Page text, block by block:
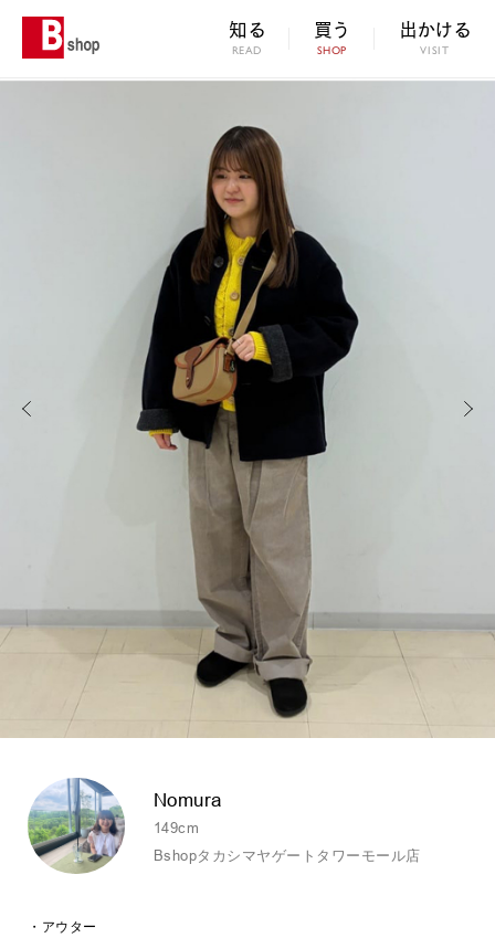
知る
READ
買う
SHOP
出かける
VISIT
Nomura
149cm
Bshopタカシマヤゲートタワーモール店
・アウター